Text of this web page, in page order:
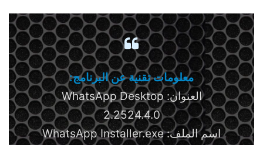
معلومات تقنية عن البرنامج:
العنوان: WhatsApp Desktop
2.2524.4.0
اسم الملف: WhatsApp Installer.exe